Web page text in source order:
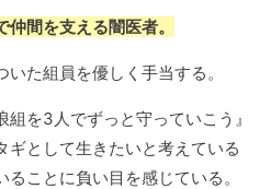
間を支える闇医者。
た組員を優しく手当する。
を3人でずっと守っていこう』
ギとして生きたいと考えている
ことに負い目を感じている。